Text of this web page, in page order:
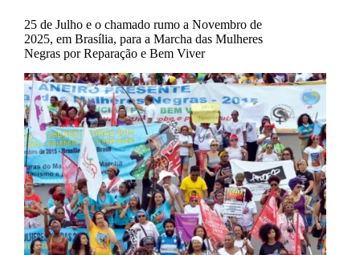
25 de Julho e o chamado rumo a Novembro de
2025, em Brasília, para a Marcha das Mulheres
Negras por Reparação e Bem Viver